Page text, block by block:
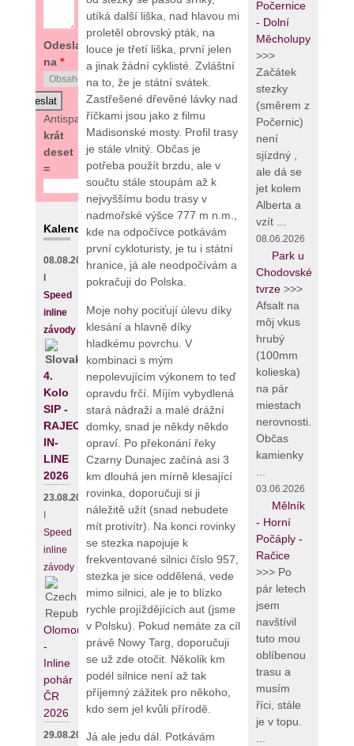
Odeslat
na *
Antispam:4
krát
deset
=
Kalendář
08.08.2026
Speed
inline
závody
4.
Kolo
SIP -
RAJECKÝ
IN-
LINE
2026
23.08.2026
Speed
inline
závody
Olomouc
-
Inline
pohár
ČR
2026
29.08.2026
utíká další liška, nad hlavou mi
proletěl obrovský pták, na
louce je třetí liška, první jelen
a jinak žádní cyklisté. Zvláštní
na to, že je státní svátek.
Zastřešené dřevěné lávky nad
říčkami jsou jako z filmu
Madisonské mosty. Profil trasy
je stále vlnitý. Občas je
potřeba použít brzdu, ale v
součtu stále stoupám až k
nejvyššímu bodu trasy v
nadmořské výšce 777 m n.m.,
kde na odpočívce potkávám
první cykloturisty, je tu i státní
hranice, já ale neodpočívám a
pokračuji do Polska.
Moje nohy pociťují úlevu díky
klesání a hlavně díky
hladkému povrchu. V
kombinaci s mým
nepolevujícím výkonem to teď
opravdu frčí. Míjím vybydlená
stará nádraží a malé drážní
domky, snad je někdy někdo
opraví. Po překonání řeky
Czarny Dunajec začíná asi 3
km dlouhá jen mírně klesající
rovinka, doporučuji si ji
náležitě užít (snad nebudete
mít protivítr). Na konci rovinky
se stezka napojuje k
frekventované silnici číslo 957,
stezka je sice oddělená, vede
mimo silnici, ale je to blízko
rychle projíždějících aut (jsme
v Polsku). Pokud nemáte za cíl
právě Nowy Targ, doporučuji
se už zde otočit. Několik km
podél silnice není až tak
příjemný zážitek pro někoho,
kdo sem jel kvůli přírodě.
Já ale jedu dál. Potkávám
Počernice
- Dolní
Měcholupy
>>>
Začátek
stezky
(směrem z
Počernic)
není
sjízdný ,
ale dá se
jet kolem
Alberta a
vzít ...
08.06.2026
Park u
Chodovské
tvrze>>>
Afsalt na
môj vkus
hrubý
(100mm
kolieska)
na pár
miestach
nerovnosti.
Občas
kamienky
...
03.06.2026
Mělník
- Horní
Počáply -
Račice
>>> Po
pár letech
jsem
navštívil
tuto mou
oblíbenou
trasu a
musím
říci, stále
je v topu.
...